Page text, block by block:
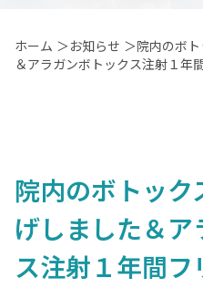
ホーム ＞お知らせ ＞院内のボ
＆アラガンボトックス注射１年
院内のボトック
げしました＆
ス注射１年間